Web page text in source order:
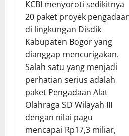
KCBI menyoroti sedikitnya
20 paket proyek
di lingkungan Disdik
Kabupaten Bogor yang
dianggap mencurigakan.
Salah satu yang menjadi
perhatian serius adalah
paket Pengadaan Alat
Olahraga SD Wilayah III
dengan nilai pagu
mencapai Rp17,3 miliar,